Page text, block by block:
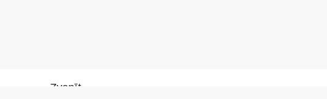
Zvanīt